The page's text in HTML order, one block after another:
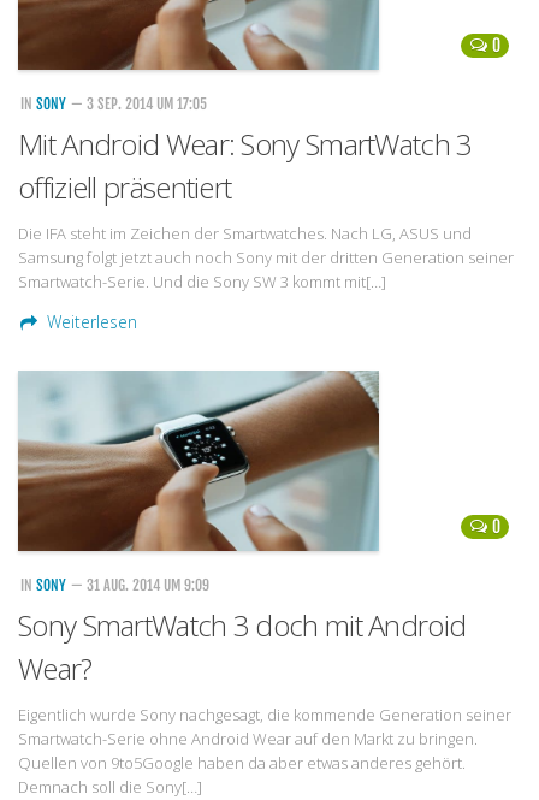
Smartphonetarife
Datentarife
o2
Smartphonetarife
Prepaid-Tarife
Flatrate-Prepaidtarife
0
IN SONY — 3 SEP. 2014 UM 17:05
Mit Android Wear: Sony SmartWatch 3
offiziell präsentiert
Die IFA steht im Zeichen der Smartwatches. Nach LG, ASUS und
Samsung folgt jetzt auch noch Sony mit der dritten Generation seiner
Smartwatch-Serie. Und die Sony SW 3 kommt mit[…]
Weiterlesen
0
IN SONY — 31 AUG. 2014 UM 9:09
Sony SmartWatch 3 doch mit Android
Wear?
Eigentlich wurde Sony nachgesagt, die kommende Generation seiner
Smartwatch-Serie ohne Android Wear auf den Markt zu bringen.
Quellen von 9to5Google haben da aber etwas anderes gehört.
Demnach soll die Sony[…]